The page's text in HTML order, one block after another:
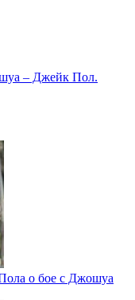
– Джейк Пол.
о бое с Джошуа